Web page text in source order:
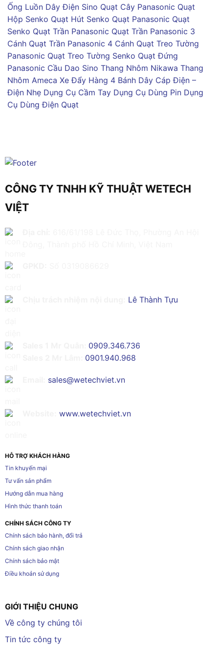
Ống Luồn Dây Điện Sino Quạt Cây Panasonic Quạt
Hộp Senko Quạt Hút Senko Quạt Panasonic Quạt
Senko Quạt Trần Panasonic Quạt Trần Panasonic 3
Cánh Quạt Trần Panasonic 4 Cánh Quạt Treo Tường
Panasonic Quạt Treo Tường Senko Quạt Đứng
Panasonic Cầu Dao Sino Thang Nhôm Nikawa Thang
Nhôm Ameca Xe Đẩy Hàng 4 Bánh Dây Cáp Điện –
Điện Nhẹ Dụng Cụ Cầm Tay Dụng Cụ Dùng Pin Dụng
Cụ Dùng Điện Quạt
CÔNG TY TNHH KỸ THUẬT WETECH
VIỆT
Lê Thành Tựu
0909.346.736
0901.940.968
sales@wetechviet.vn
www.wetechviet.vn
HỖ TRỢ KHÁCH HÀNG
Tin khuyến mại
Tư vấn sản phẩm
Hướng dẫn mua hàng
Hình thức thanh toán
CHÍNH SÁCH CÔNG TY
Chính sách bảo hành, đổi trả
Chính sách giao nhận
Chính sách bảo mật
Điều khoản sử dụng
GIỚI THIỆU CHUNG
Về công ty chúng tôi
Tin tức công ty